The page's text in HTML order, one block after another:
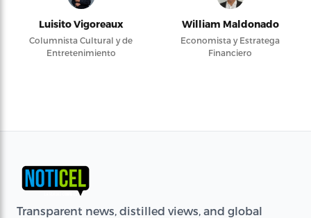
Luisito Vigoreaux
Columnista Cultural y de
Entretenimiento
William Maldonado
Economista y Estratega
Financiero
Transparent news, distilled views, and global